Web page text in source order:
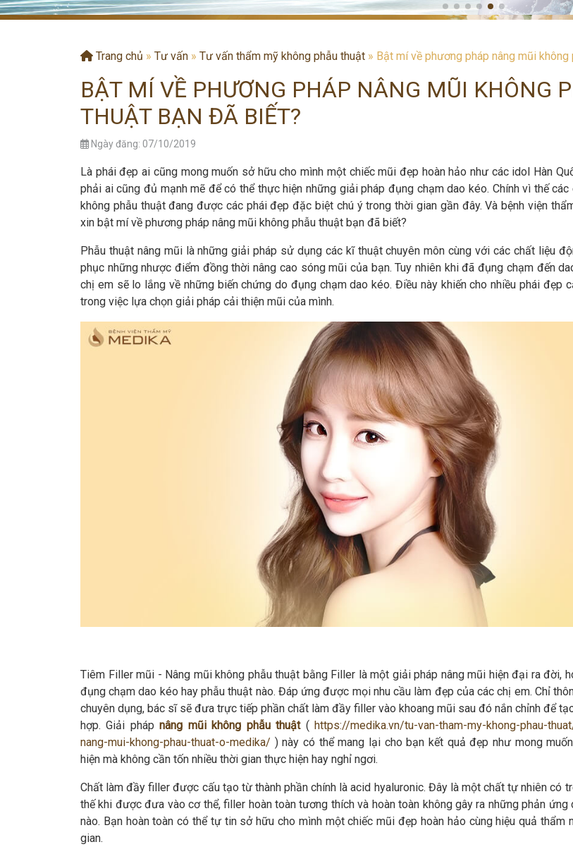
Trang chủ » Tư vấn » Tư vấn thẩm mỹ không phẫu thuật » Bật mí về phương pháp nâng mũi
BẬT MÍ VỀ PHƯƠNG PHÁP NÂNG MŨI KHÔNG
THUẬT BẠN ĐÃ BIẾT?
Ngày đăng: 07/10/2019
Là phái đẹp ai cũng mong muốn sở hữu cho mình một chiếc mũi đẹp hoàn hảo như các idol Hàn
phải ai cũng đủ mạnh mẽ để có thể thực hiện những giải pháp đụng chạm dao kéo. Chính vì thế
không phẫu thuật đang được các phái đẹp đặc biệt chú ý trong thời gian gần đây. Và bệnh viện
xin bật mí về phương pháp nâng mũi không phẫu thuật bạn đã biết?
Phẫu thuật nâng mũi là những giải pháp sử dụng các kĩ thuật chuyên môn cùng với các chất liệu
phục những nhược điểm đồng thời nâng cao sóng mũi của bạn. Tuy nhiên khi đã đụng chạm đến
chị em sẽ lo lắng về những biến chứng do đụng chạm dao kéo. Điều này khiến cho nhiều phái đẹp
trong việc lựa chọn giải pháp cải thiện mũi của mình.
Tiêm Filler mũi - Nâng mũi không phẫu thuật bằng Filler là một giải pháp nâng mũi hiện đại ra đời,
đụng chạm dao kéo hay phẫu thuật nào. Đáp ứng được mọi nhu cầu làm đẹp của các chị em. Chỉ
chuyên dụng, bác sĩ sẽ đưa trực tiếp phần chất làm đầy filler vào khoang mũi sau đó nắn chỉnh để
hợp. Giải phápnâng mũi không phẫu thuật(https://medika.vn/tu-van-tham-my-khong-phau-
nang-mui-khong-phau-thuat-o-medika/ ) này có thể mang lại cho bạn kết quả đẹp như mong
hiện mà không cần tốn nhiều thời gian thực hiện hay nghỉ ngơi.
Chất làm đầy filler được cấu tạo từ thành phần chính là acid hyaluronic. Đây là một chất tự nhiên có
thế khi được đưa vào cơ thể, filler hoàn toàn tương thích và hoàn toàn không gây ra những phản
nào. Bạn hoàn toàn có thể tự tin sở hữu cho mình một chiếc mũi đẹp hoàn hảo cùng hiệu quả thẩm
gian.